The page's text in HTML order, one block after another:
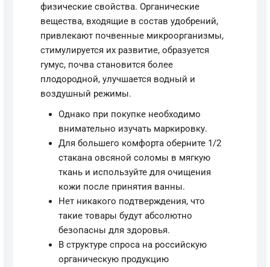
физические свойства. Органические
вещества, входящие в состав удобрений,
привлекают почвенные микроорганизмы,
стимулируется их развитие, образуется
гумус, почва становится более
плодородной, улучшается водный и
воздушный режимы.
Однако при покупке необходимо
внимательно изучать маркировку.
Для большего комфорта оберните 1/2
стакана овсяной соломы в мягкую
ткань и используйте для очищения
кожи после принятия ванны.
Нет никакого подтверждения, что
такие товары будут абсолютно
безопасны для здоровья.
В структуре спроса на российскую
органическую продукцию